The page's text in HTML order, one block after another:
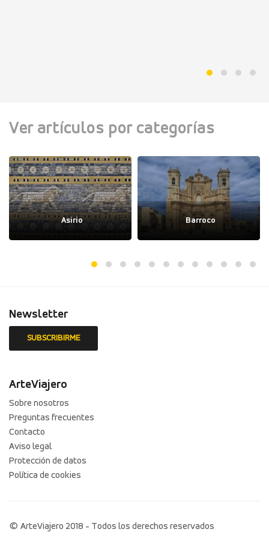
Ver artículos por categorías
Asirio Barroco
Newsletter
ArteViajero
Sobre nosotros
Preguntas frecuentes
Contacto
Aviso legal
Protección de datos
Política de cookies
© ArteViajero 2018 - Todos los derechos reservados